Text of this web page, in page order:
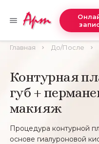
Главная До/После
Контурная
губ +
макияж
Процедура контурной
основе гиалуроновой